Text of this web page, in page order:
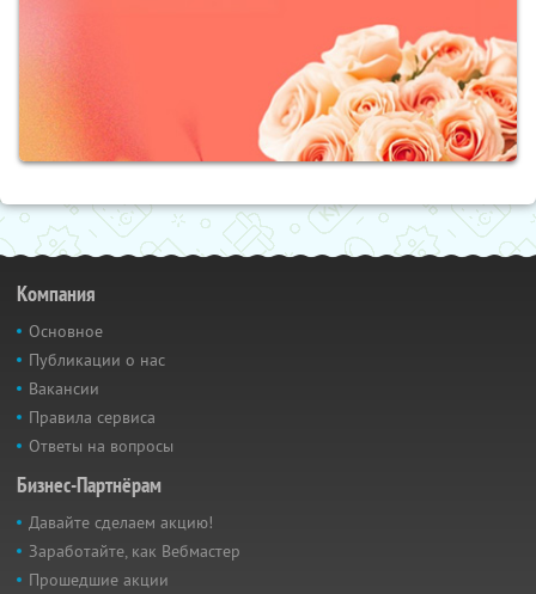
Компания
Основное
Публикации о нас
Вакансии
Правила сервиса
Ответы на вопросы
Бизнес-Партнёрам
Давайте сделаем акцию!
Заработайте, как Вебмастер
Прошедшие акции